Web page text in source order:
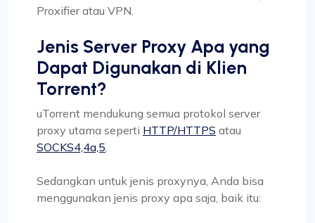
Proxifier atau VPN.
Jenis Server Proxy Apa yang
Dapat Digunakan di Klien
Torrent?
uTorrent mendukung semua protokol server
proxy utama seperti HTTP/HTTPS atau
SOCKS4,4a,5
Sedangkan untuk jenis proxynya, Anda bisa
menggunakan jenis proxy apa saja, baik itu: